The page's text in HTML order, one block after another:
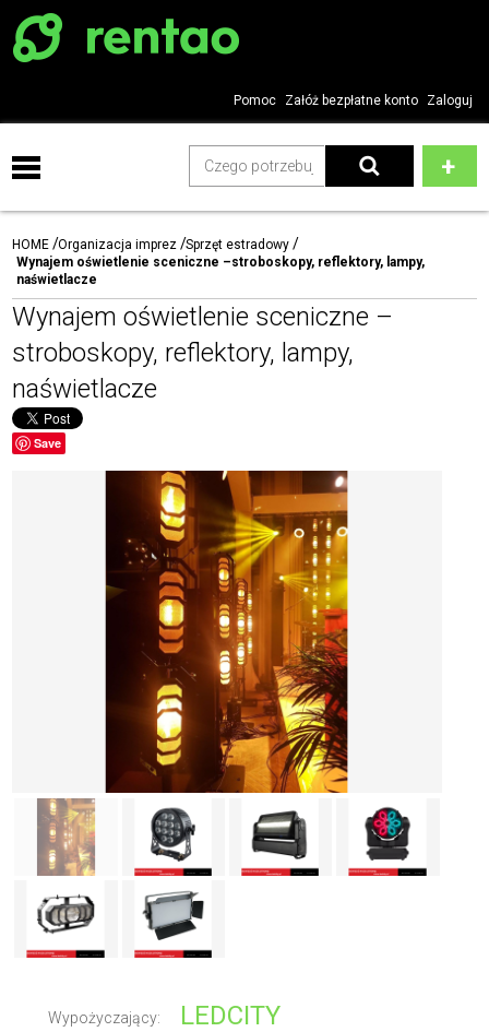
Pomoc Załóż bezpłatne konto Zaloguj
Motoryzacja
Elektronika
Moda i styl
Nieruchomości
Sport i turystyka
Dla dzieci
Kultura i rozrywka
Biznes
Medycyna i rehabilitacja
Przemysł i rolnictwo
Organizacja imprez
HOME Organizacja imprez Sprzęt estradowy
Wynajem oświetlenie sceniczne –stroboskopy, reflektory, lampy,
naświetlacze
Wynajem oświetlenie sceniczne –
stroboskopy, reflektory, lampy,
naświetlacze
Save
Wypożyczający: LEDCITY